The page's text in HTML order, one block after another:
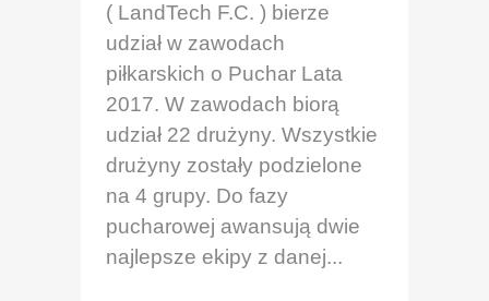
( LandTech F.C. ) bierze
udział w zawodach
piłkarskich o Puchar Lata
2017. W zawodach biorą
udział 22 drużyny. Wszystkie
drużyny zostały podzielone
na 4 grupy. Do fazy
pucharowej awansują dwie
najlepsze ekipy z danej...